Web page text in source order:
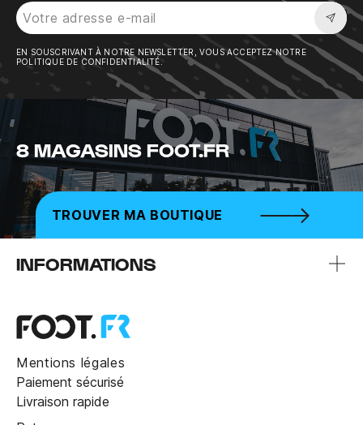
EN SOUSCRIVANT À NOTRE NEWSLETTER, VOUS ACCEPTEZ NOTRE
POLITIQUE DE CONFIDENTIALITÉ.
8 MAGASINS FOOT.FR
TROUVER MA BOUTIQUE
INFORMATIONS
Mentions légales
Paiement sécurisé
Livraison rapide